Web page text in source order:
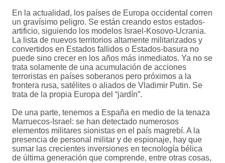
En la actualidad, los países de Europa occidental corren
un gravísimo peligro. Se están creando estos estados-
artificio, siguiendo los modelos Israel-Kosovo-Ucrania.
La lista de nuevos territorios altamente militarizados y
convertidos en Estados fallidos o Estados-basura no
puede sino crecer en los años más inmediatos. Ya no se
trata solamente de una acumulación de acciones
terroristas en países soberanos pero próximos a la
frontera rusa, satélites o aliados de Vladimir Putin. Se
trata de la propia Europa del “jardín”.
De una parte, tenemos a España en medio de la tenaza
Marruecos-Israel: se han detectado numerosos
elementos militares sionistas en el país magrebí. A la
presencia de personal militar y de espionaje, hay que
sumar las crecientes inversiones en tecnología bélica
de última generación que comprende, entre otras cosas,